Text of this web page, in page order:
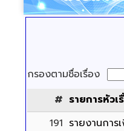
กรองตามชื่อเรื่อง
# รายการหัวเ
191 รายงานการ